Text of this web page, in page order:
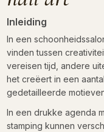
Inleiding
In een
vinden tussen
vereisen tijd, andere
het creëert in een
gedetailleerde
In een drukke agenda
stamping kunnen